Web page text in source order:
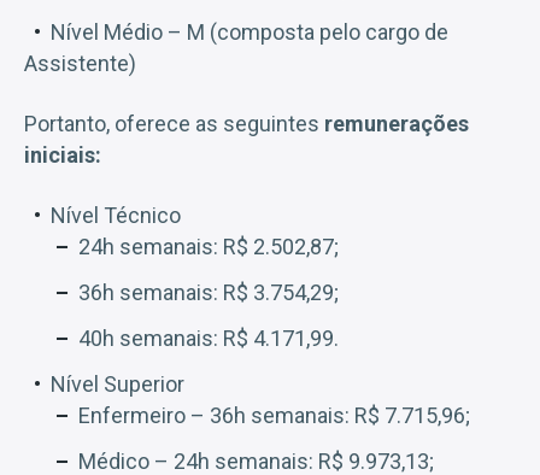
Nível Médio – M (composta pelo cargo de
Assistente)
Portanto, oferece as seguintes remunerações
iniciais:
Nível Técnico
24h semanais: R$ 2.502,87;
36h semanais: R$ 3.754,29;
40h semanais: R$ 4.171,99.
Nível Superior
Enfermeiro – 36h semanais: R$ 7.715,96;
Médico – 24h semanais: R$ 9.973,13;